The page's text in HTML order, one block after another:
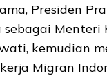
Presiden
Menteri
kemudian
Migran